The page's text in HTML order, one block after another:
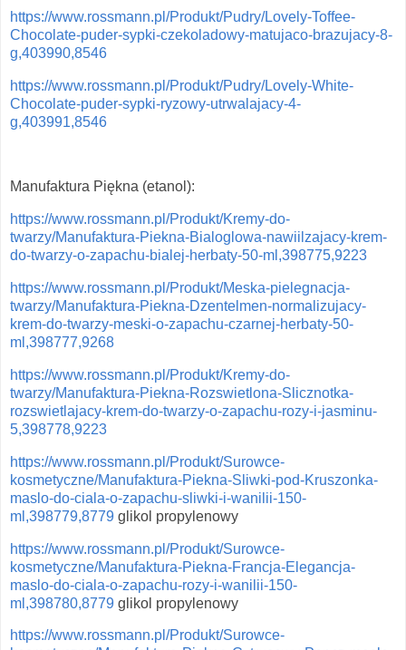
https://www.rossmann.pl/Produkt/Pudry/Lovely-Toffee-
Chocolate-puder-sypki-czekoladowy-matujaco-brazujacy-8-
g,403990,8546
https://www.rossmann.pl/Produkt/Pudry/Lovely-White-
Chocolate-puder-sypki-ryzowy-utrwalajacy-4-
g,403991,8546
Manufaktura Piękna (etanol):
https://www.rossmann.pl/Produkt/Kremy-do-
twarzy/Manufaktura-Piekna-Bialoglowa-nawiilzajacy-krem-
do-twarzy-o-zapachu-bialej-herbaty-50-ml,398775,9223
https://www.rossmann.pl/Produkt/Meska-pielegnacja-
twarzy/Manufaktura-Piekna-Dzentelmen-normalizujacy-
krem-do-twarzy-meski-o-zapachu-czarnej-herbaty-50-
ml,398777,9268
https://www.rossmann.pl/Produkt/Kremy-do-
twarzy/Manufaktura-Piekna-Rozswietlona-Slicznotka-
rozswietlajacy-krem-do-twarzy-o-zapachu-rozy-i-jasminu-
5,398778,9223
https://www.rossmann.pl/Produkt/Surowce-
kosmetyczne/Manufaktura-Piekna-Sliwki-pod-Kruszonka-
maslo-do-ciala-o-zapachu-sliwki-i-wanilii-150-
ml,398779,8779 glikol propylenowy
https://www.rossmann.pl/Produkt/Surowce-
kosmetyczne/Manufaktura-Piekna-Francja-Elegancja-
maslo-do-ciala-o-zapachu-rozy-i-wanilii-150-
ml,398780,8779 glikol propylenowy
https://www.rossmann.pl/Produkt/Surowce-